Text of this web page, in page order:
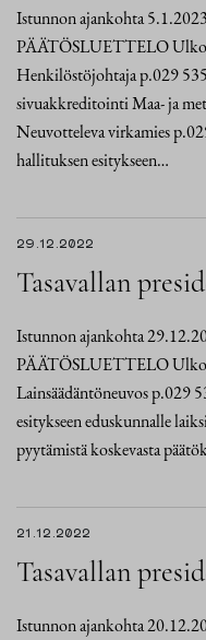
Istunnon ajankohta
PÄÄTÖSLUETTELO
Henkilöstöjohtaja p.029
sivuakkreditointi Maa- ja
Neuvotteleva virkamies
hallituksen esitykseen…
29.12.2022
Tasavallan
Istunnon ajankohta
PÄÄTÖSLUETTELO
Lainsäädäntöneuvos p.029
esitykseen eduskunnalle
pyytämistä koskevasta
21.12.2022
Tasavallan
Istunnon ajankohta